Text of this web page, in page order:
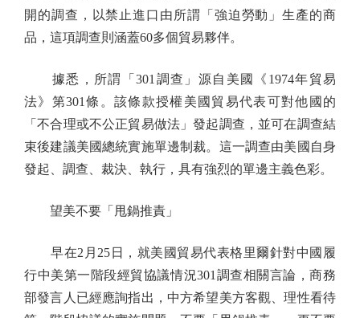
開的調查，以禁止進口由所謂「強迫勞動」生產的商
品，這項調查則涵蓋60多個貿易夥伴。
據悉，所謂「301調查」源自美國《1974年貿易
法》第301條。該條款授權美國貿易代表可對他國的
「不合理或不公正貿易做法」發起調查，並可在調查結
束後建議美國總統實施單邊制裁。這一調查由美國自身
發起、調查、裁決、執行，具有強烈的單邊主義色彩。
望美不要「甩鍋推責」
早在2月25日，就美國貿易代表格里爾針對中國履
行中美第一階段經貿協議情況301調查相關言論，商務
部發言人已經應詢指出，中方希望美方客觀、理性看待